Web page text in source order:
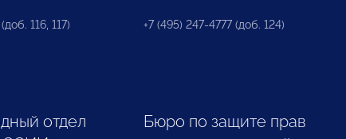
116, 117) +7 (495) 247-4777 (доб. 124)
отдел
Бюро по защите прав